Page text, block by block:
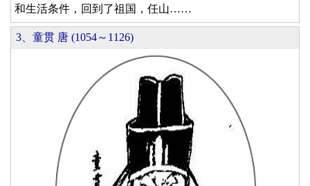
和生活条件，回到了祖国，任山……
3、童贯 唐 (1054～1126)